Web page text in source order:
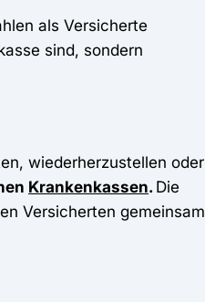
als Versicherte
sind, sondern
wiederherzustellen oder
Krankenkassen.Die
Versicherten gemeinsam